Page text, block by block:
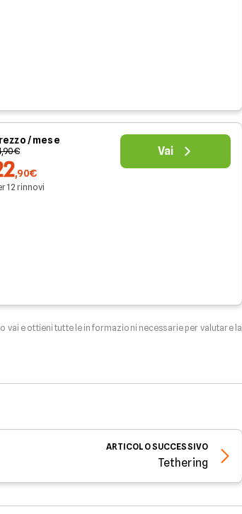
/ mese
,90€
12 rinnovi
Vai
e ottieni tutte le informazioni necessarie per valutare la
ARTICOLOSUCCESSIVO
Tethering